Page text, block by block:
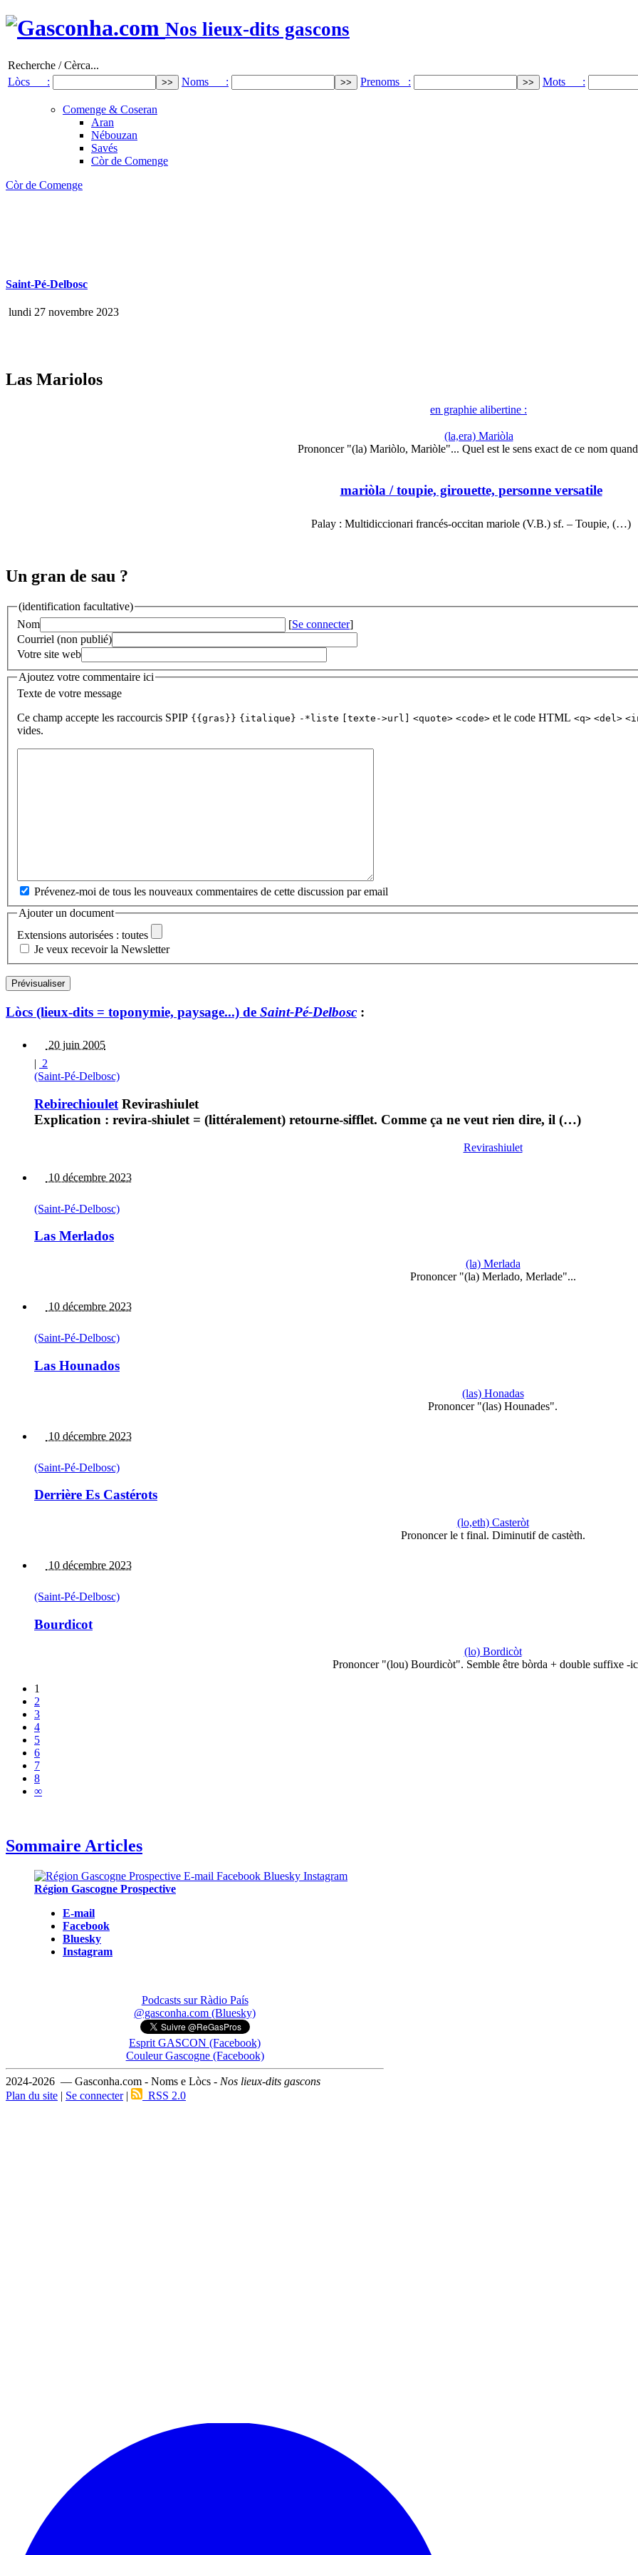
Nos lieux-dits gascons
Recherche / Cèrca...
Lòcs :
Noms : Prenoms : Mots :
Comenge & Coseran
Aran
Nébouzan
Savés
Còr de Comenge
Còr de Comenge
Saint-Pé-Delbosc
lundi 27 novembre 2023
Las Mariolos
en graphie alibertine :
(la,era) Mariòla
Prononcer "(la) Mariòlo, Mariòle"... Quel est le sens exact de ce nom
mariòla / toupie, girouette, personne versatile
Palay : Multidiccionari francés-occitan mariole (V.B.) sf. – Toupie, (…)
Un gran de sau ?
(identification facultative)
Nom
[Se connecter]
Courriel (non publié)
Votre site web
Ajoutez votre commentaire ici
Texte de votre message
Ce champ accepte les raccourcis SPIP {{gras}} {italique} -*liste [texte->url] <quote> <code> et le code HTML <q> <del>
vides.
Prévenez-moi de tous les nouveaux commentaires de cette discussion par email
Ajouter un document
Extensions autorisées : toutes
Je veux recevoir la Newsletter
Lòcs (lieux-dits = toponymie, paysage...) de Saint-Pé-Delbosc :
20 juin 2005
| 2
(Saint-Pé-Delbosc)
Rebirechioulet Revirashiulet
Explication : revira-shiulet = (littéralement) retourne-sifflet. Comme ça ne veut rien dire, il (…)
Revirashiulet
10 décembre 2023
(Saint-Pé-Delbosc)
Las Merlados
(la) Merlada
Prononcer "(la) Merlado, Merlade"...
10 décembre 2023
(Saint-Pé-Delbosc)
Las Hounados
(las) Honadas
Prononcer "(las) Hounades".
10 décembre 2023
(Saint-Pé-Delbosc)
Derrière Es Castérots
(lo,eth) Casteròt
Prononcer le t final. Diminutif de castèth.
10 décembre 2023
(Saint-Pé-Delbosc)
Bourdicot
(lo) Bordicòt
Prononcer "(lou) Bourdicòt". Semble être bòrda + double suffixe -
1
2
3
4
5
6
7
8
∞
Sommaire Articles
Région Gascogne Prospective
E-mail
Facebook
Bluesky
Instagram
Podcasts sur Ràdio País
@gasconha.com (Bluesky)
Esprit GASCON (Facebook)
Couleur Gascogne (Facebook)
2024-2026 — Gasconha.com - Noms e Lòcs - Nos lieux-dits gascons
Plan du site | Se connecter| RSS 2.0